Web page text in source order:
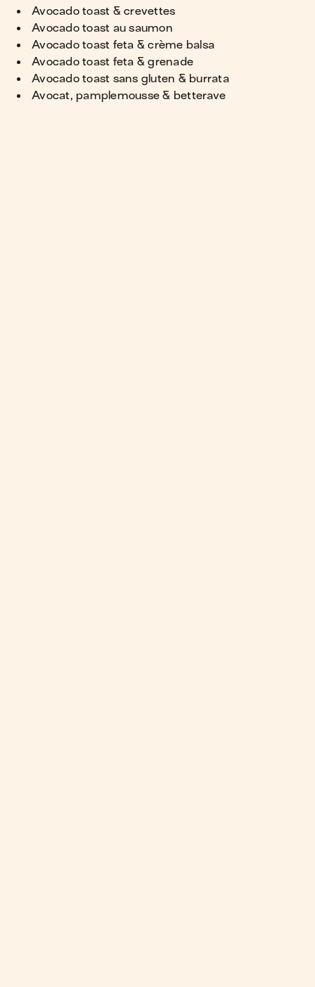
Avocado toast & crevettes
Avocado toast au saumon
Avocado toast feta & crème balsa
Avocado toast feta & grenade
Avocado toast sans gluten & burrata
Avocat, pamplemousse & betterave